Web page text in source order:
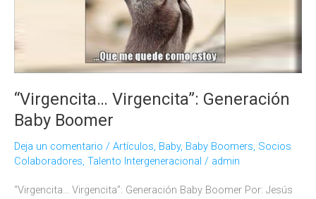
“Virgencita… Virgencita”: Generación
Baby Boomer
Deja un comentario / Artículos, Baby, Baby Boomers, Socios
Colaboradores, Talento Intergeneracional / admin
“Virgencita… Virgencita”: Generación Baby Boomer Por: Jesús